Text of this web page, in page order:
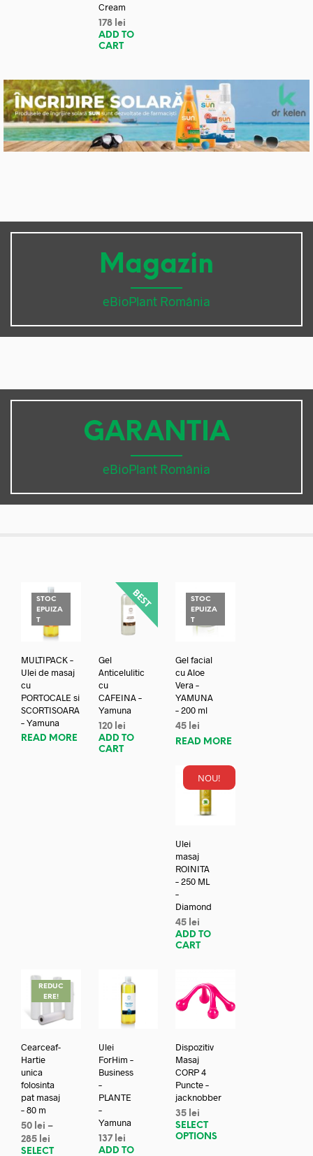
Cream
178 lei
ADD TO
CART
Magazin
eBioPlant România
GARANTIA
eBioPlant România
STOC
EPUIZA
T
MULTIPACK –
Ulei de masaj
cu
PORTOCALE si
SCORTISOARA
– Yamuna
READ MORE
Gel
Anticelulitic
cu
CAFEINA –
Yamuna
120 lei
ADD TO
CART
STOC
EPUIZA
T
Gel facial
cu Aloe
Vera –
YAMUNA
– 200 ml
45 lei
READ MORE
NOU!
Ulei
masaj
ROINITA
– 250 ML
–
Diamond
45 lei
ADD TO
CART
REDUC
ERE!
Cearceaf-
Hartie
unica
folosinta
pat masaj
– 80 m
50 lei –
285 lei
SELECT
Ulei
ForHim –
Business
–
PLANTE
–
Yamuna
137 lei
ADD TO
Dispozitiv
Masaj
CORP 4
Puncte –
jacknobber
35 lei
SELECT
OPTIONS